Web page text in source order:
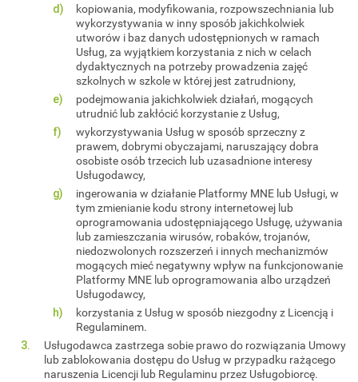
kopiowania, modyfikowania, rozpowszechniania lub
wykorzystywania w inny sposób jakichkolwiek
utworów i baz danych udostępnionych w ramach
Usług, za wyjątkiem korzystania z nich w celach
dydaktycznych na potrzeby prowadzenia zajęć
szkolnych w szkole w której jest zatrudniony,
podejmowania jakichkolwiek działań, mogących
utrudnić lub zakłócić korzystanie z Usług,
wykorzystywania Usług w sposób sprzeczny z
prawem, dobrymi obyczajami, naruszający dobra
osobiste osób trzecich lub uzasadnione interesy
Usługodawcy,
ingerowania w działanie Platformy MNE lub Usługi, w
tym zmienianie kodu strony internetowej lub
oprogramowania udostępniającego Usługę, używania
lub zamieszczania wirusów, robaków, trojanów,
niedozwolonych rozszerzeń i innych mechanizmów
mogących mieć negatywny wpływ na funkcjonowanie
Platformy MNE lub oprogramowania albo urządzeń
Usługodawcy,
korzystania z Usług w sposób niezgodny z Licencją i
Regulaminem.
Usługodawca zastrzega sobie prawo do rozwiązania Umowy
lub zablokowania dostępu do Usług w przypadku rażącego
naruszenia Licencji lub Regulaminu przez Usługobiorcę.